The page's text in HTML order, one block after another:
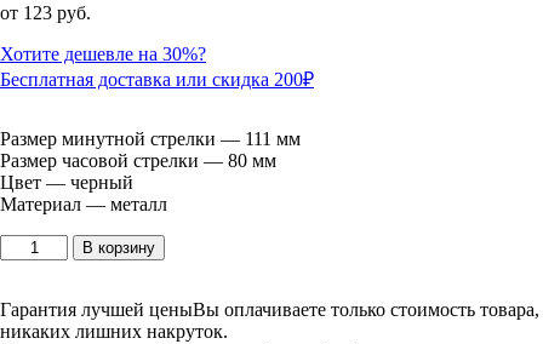
от 123 руб.
Хотите дешевле на 30%?
Бесплатная доставка или скидка 200₽
Размер минутной стрелки — 111 мм
Размер часовой стрелки — 80 мм
Цвет — черный
Материал — металл
Количество
товара
black
(111/80),
В корзину
Гарантия лучшей ценыВы оплачиваете только стоимость товара,
никаких лишних накруток.